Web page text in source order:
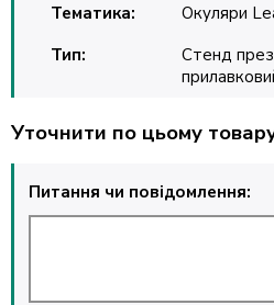
Тематика:
Окуляри
Тип:
Стенд
Уточнити по цьому
Питання чи повідомлення: